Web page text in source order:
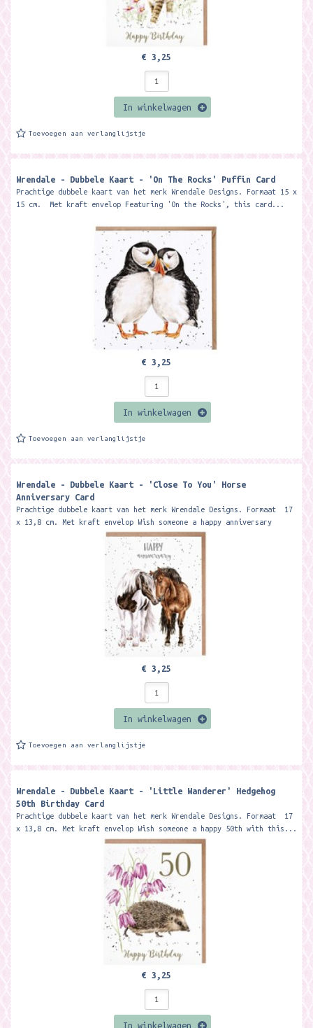
€ 3,25
In winkelwagen
Toevoegen aan verlanglijstje
Wrendale - Dubbele Kaart - 'On The Rocks' Puffin Card
Prachtige dubbele kaart van het merk Wrendale Designs. Formaat 15 x
15 cm. Met kraft envelop Featuring 'On the Rocks', this card...
€ 3,25
In winkelwagen
Toevoegen aan verlanglijstje
Wrendale - Dubbele Kaart - 'Close To You' Horse
Anniversary Card
Prachtige dubbele kaart van het merk Wrendale Designs. Formaat 17
x 13,8 cm. Met kraft envelop Wish someone a happy anniversary
€ 3,25
In winkelwagen
Toevoegen aan verlanglijstje
Wrendale - Dubbele Kaart - 'Little Wanderer' Hedgehog
50th Birthday Card
Prachtige dubbele kaart van het merk Wrendale Designs. Formaat 17
x 13,8 cm. Met kraft envelop Wish someone a happy 50th with this...
€ 3,25
In winkelwagen